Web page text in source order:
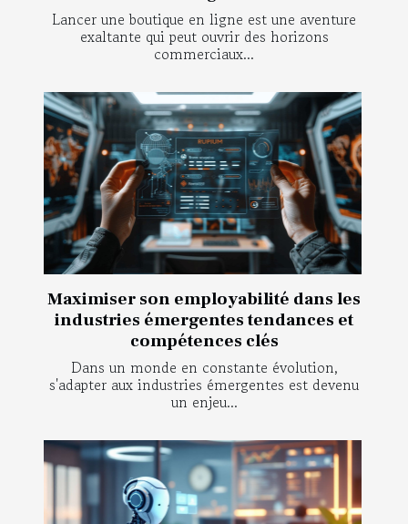
Lancer une boutique en ligne est une aventure
exaltante qui peut ouvrir des horizons
commerciaux...
Maximiser son employabilité dans les
industries émergentes tendances et
compétences clés
Dans un monde en constante évolution,
s'adapter aux industries émergentes est devenu
un enjeu...